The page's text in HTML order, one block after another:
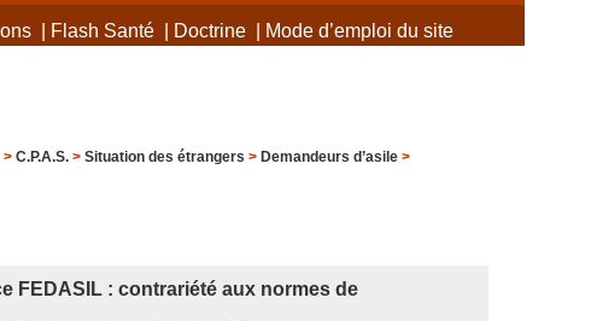
| Flash Santé| Doctrine| Mode d’emploi du site
> C.P.A.S.> Situation des étrangers > Demandeurs d’asile>
FEDASIL : contrariété aux normes de